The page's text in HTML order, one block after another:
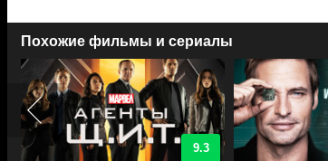
Похожие фильмы и сериалы
9.3